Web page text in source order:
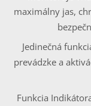
maximálny jas,
Jedinečná
prevádzke a
Funkcia